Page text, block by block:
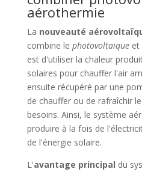
aérothermie
La nouveauté
combine le photovoltaïqueet
est d'utiliser la chaleur
solaires pour chauffer l'air
ensuite récupéré par une
de chauffer ou de rafraîchir
besoins. Ainsi, le système
produire à la fois de
de l'énergie solaire.
L'avantage principal du